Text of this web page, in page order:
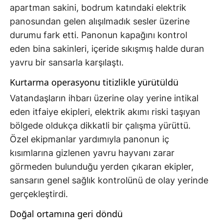
apartman sakini, bodrum katındaki elektrik
panosundan gelen alışılmadık sesler üzerine
durumu fark etti. Panonun kapağını kontrol
eden bina sakinleri, içeride sıkışmış halde duran
yavru bir sansarla karşılaştı.
Kurtarma operasyonu titizlikle yürütüldü
Vatandaşların ihbarı üzerine olay yerine intikal
eden itfaiye ekipleri, elektrik akımı riski taşıyan
bölgede oldukça dikkatli bir çalışma yürüttü.
Özel ekipmanlar yardımıyla panonun iç
kısımlarına gizlenen yavru hayvanı zarar
görmeden bulunduğu yerden çıkaran ekipler,
sansarın genel sağlık kontrolünü de olay yerinde
gerçekleştirdi.
Doğal ortamına geri döndü